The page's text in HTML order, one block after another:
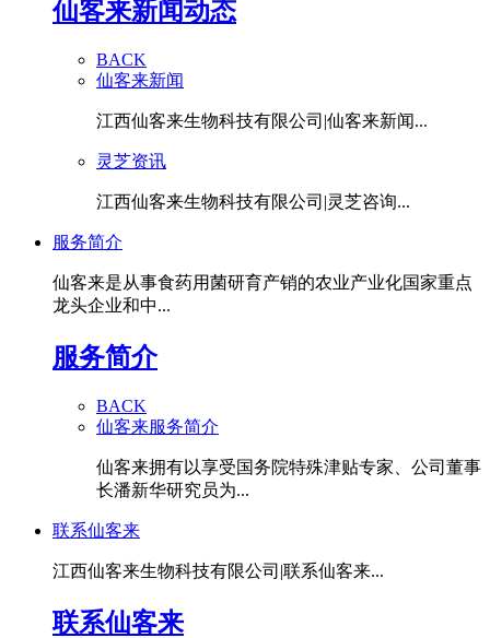
仙客来新闻动态
BACK
仙客来新闻
江西仙客来生物科技有限公司|仙客来新闻...
灵芝资讯
江西仙客来生物科技有限公司|灵芝咨询...
服务简介
仙客来是从事食药用菌研育产销的农业产业化国家重点
龙头企业和中...
服务简介
BACK
仙客来服务简介
仙客来拥有以享受国务院特殊津贴专家、公司董事
长潘新华研究员为...
联系仙客来
江西仙客来生物科技有限公司|联系仙客来...
联系仙客来